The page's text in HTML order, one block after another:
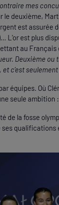
mes
le deuxième,
est
L’or est plus
au
Deuxième
c’est
équipes. Où
seule ambition :
de la fosse